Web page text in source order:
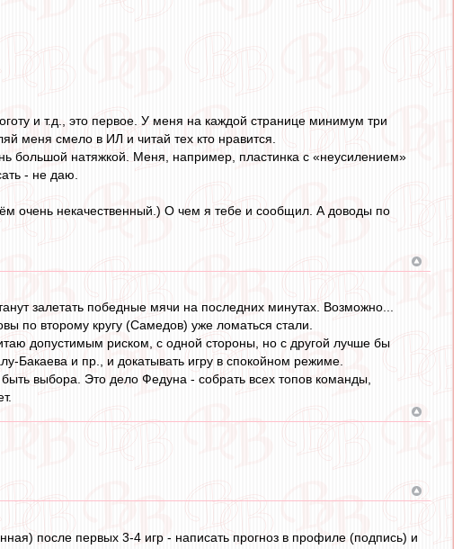
и т.д., это первое. У меня на каждой странице минимум три
меня смело в ИЛ и читай тех кто нравится.
большой натяжкой. Меня, например, пластинка с «неусилением»
- не даю.
очень некачественный.) О чем я тебе и сообщил. А доводы по
залетать победные мячи на последних минутах. Возможно...
по второму кругу (Самедов) уже ломаться стали.
допустимым риском, с одной стороны, но с другой лучше бы
Бакаева и пр., и докатывать игру в спокойном режиме.
выбора. Это дело Федуна - собрать всех топов команды,
после первых 3-4 игр - написать прогноз в профиле (подпись) и